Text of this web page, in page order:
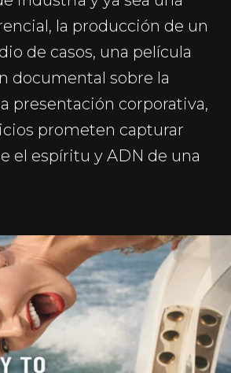
la producción de un
de casos, una película
documental sobre la
presentación corporativa,
prometen capturar
el espíritu y ADN de una